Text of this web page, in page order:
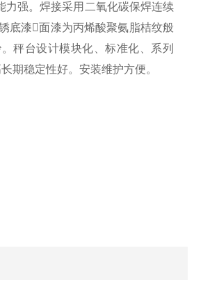
强。焊接采用二氧化碳保焊连续
底漆面漆为丙烯酸聚氨脂桔纹般
秤台设计模块化、标准化、系列
期稳定性好。安装维护方便。